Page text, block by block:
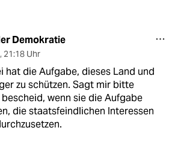
Demokratie
, 21:18 Uhr
hat die Aufgabe, dieses Land und
zu schützen. Sagt mir bitte
wenn sie die Aufgabe
die staatsfeindlichen Interessen